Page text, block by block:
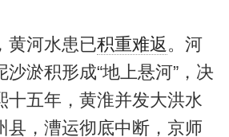
河水患已积重难返 。河
淤积形成“地上悬河”，决
十五年，黄淮并发大洪水
县，漕运彻底中断，京师